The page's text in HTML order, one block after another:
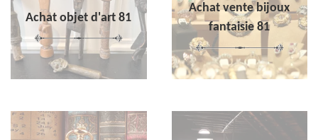
Achat objet d'art 81
Achat vente bijoux
fantaisie 81